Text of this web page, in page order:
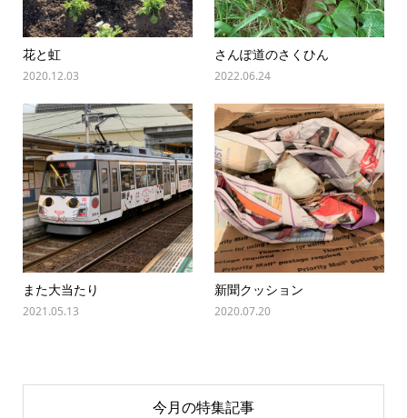
花と虹
2020.12.03
さんぽ道のさくひん
2022.06.24
また大当たり
2021.05.13
新聞クッション
2020.07.20
今月の特集記事